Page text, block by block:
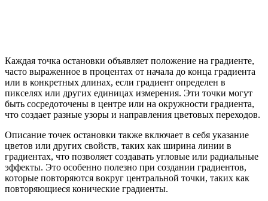
Каждая точка остановки объявляет положение на градиенте,
часто выраженное в процентах от начала до конца градиента
или в конкретных длинах, если градиент определен в
пикселях или других единицах измерения. Эти точки могут
быть сосредоточены в центре или на окружности градиента,
что создает разные узоры и направления цветовых переходов.
Описание точек остановки также включает в себя указание
цветов или других свойств, таких как ширина линии в
градиентах, что позволяет создавать угловые или радиальные
эффекты. Это особенно полезно при создании градиентов,
которые повторяются вокруг центральной точки, таких как
повторяющиеся конические градиенты.